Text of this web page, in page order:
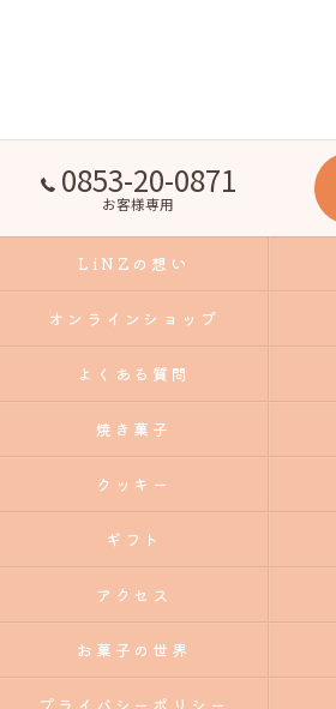
0853-20-0871
お客様専用
LiNZの想い
オンラインショップ
よくある質問
焼き菓子
クッキー
ギフト
アクセス
お菓子の世界